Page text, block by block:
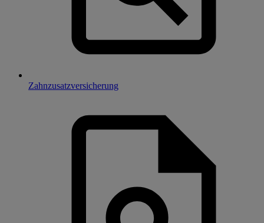
Zahnzusatzversicherung